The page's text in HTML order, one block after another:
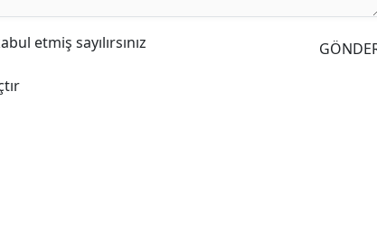
etmiş sayılırsınız